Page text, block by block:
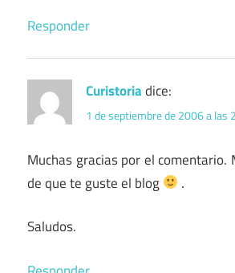
Responder
Curistoriadice:
1 de septiembre de 2006 a las
Muchas gracias por el comentario.
de que te guste el blog
.
Saludos.